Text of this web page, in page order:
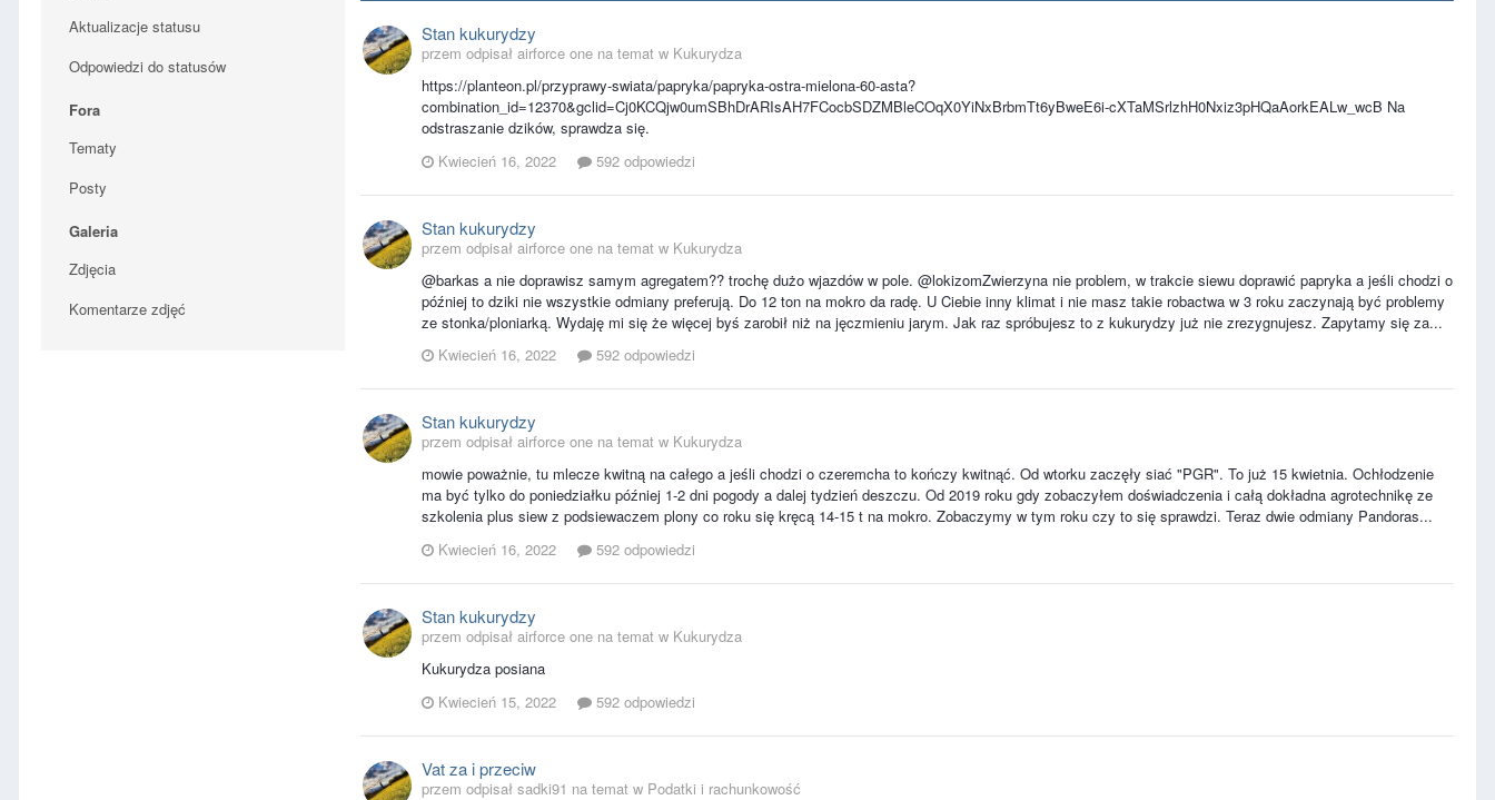
Aktualizacje statusu
Odpowiedzi do statusów
Fora
Tematy
Posty
Galeria
Zdjęcia
Komentarze zdjęć
Stan kukurydzy
przem odpisał airforce one na temat w Kukurydza
https://planteon.pl/przyprawy-swiata/papryka/papryka-ostra-mielona-60-asta?
combination_id=12370&gclid=Cj0KCQjw0umSBhDrARIsAH7FCocbSDZMBleCOqX0YiNxBrbmTt6yBweE6i-cXTaMSrlzhH0Nxiz3pHQaAorkEALw_wcB Na
odstraszanie dzików, sprawdza się.
Kwiecień 16, 2022
592 odpowiedzi
Stan kukurydzy
przem odpisał airforce one na temat w Kukurydza
@barkas a nie doprawisz samym agregatem?? trochę dużo wjazdów w pole. @lokizomZwierzyna nie problem, w trakcie siewu doprawić papryka a jeśli chodzi o
później to dziki nie wszystkie odmiany preferują. Do 12 ton na mokro da radę. U Ciebie inny klimat i nie masz takie robactwa w 3 roku zaczynają być problemy
ze stonka/ploniarką. Wydaję mi się że więcej byś zarobił niż na jęczmieniu jarym. Jak raz spróbujesz to z kukurydzy już nie zrezygnujesz. Zapytamy się za...
Kwiecień 16, 2022
592 odpowiedzi
Stan kukurydzy
przem odpisał airforce one na temat w Kukurydza
mowie poważnie, tu mlecze kwitną na całego a jeśli chodzi o czeremcha to kończy kwitnąć. Od wtorku zaczęły siać "PGR". To już 15 kwietnia. Ochłodzenie
ma być tylko do poniedziałku później 1-2 dni pogody a dalej tydzień deszczu. Od 2019 roku gdy zobaczyłem doświadczenia i całą dokładna agrotechnikę ze
szkolenia plus siew z podsiewaczem plony co roku się kręcą 14-15 t na mokro. Zobaczymy w tym roku czy to się sprawdzi. Teraz dwie odmiany Pandoras...
Kwiecień 16, 2022
592 odpowiedzi
Stan kukurydzy
przem odpisał airforce one na temat w Kukurydza
Kukurydza posiana
Kwiecień 15, 2022
592 odpowiedzi
Vat za i przeciw
przem odpisał sadki91 na temat w Podatki i rachunkowość